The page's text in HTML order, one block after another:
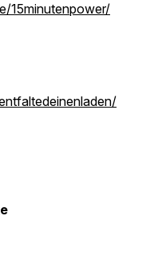
15minutenpower/